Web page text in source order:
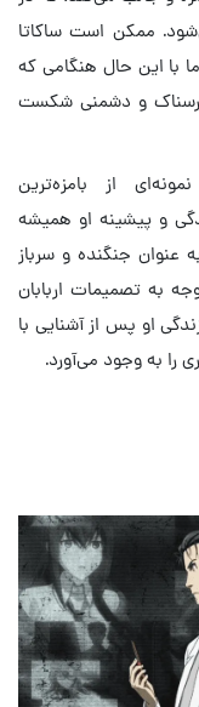
ممکن است ساکاتا
با این حال هنگامی که
و دشمنی شکست
از بامزه‌ترین
و پیشینه او همیشه
جنگنده و سرباز
به تصمیمات اربابان
او پس از آشنایی با
را به وجود می‌آورد.